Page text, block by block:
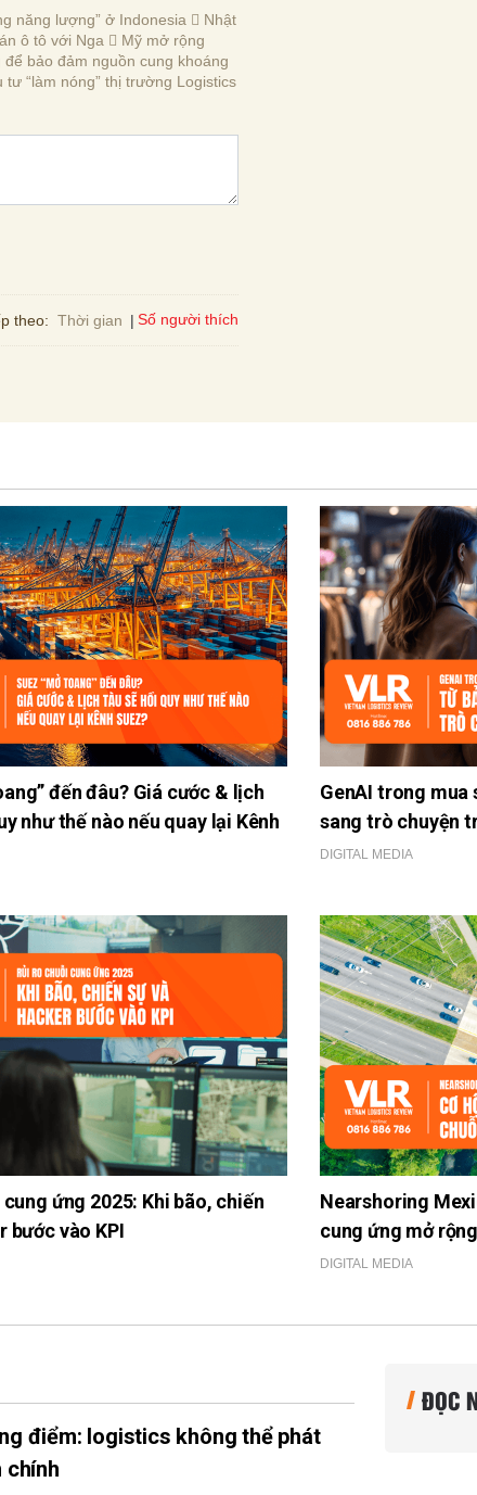
năng lượng” ở Indonesia  Nhật
ô tô với Nga  Mỹ mở rộng
bảo đảm nguồn cung khoáng
tư “làm nóng” thị trường Logistics
theo: Thời gian Số người thích
đến đâu? Giá cước & lịch
như thế nào nếu quay lại Kênh
GenAI trong mua
sang trò chuyện
DIGITAL MEDIA
ứng 2025: Khi bão, chiến
bước vào KPI
Nearshoring
cung ứng mở rộng
DIGITAL MEDIA
điểm: logistics không thể phát
chính
ĐỌC